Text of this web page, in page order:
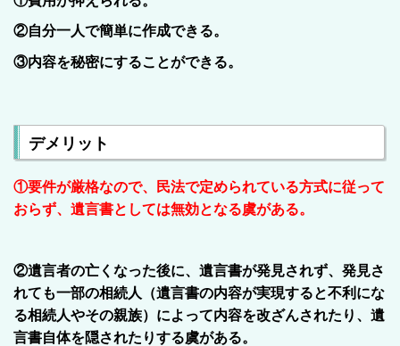
②自分一人で簡単に作成できる。
③内容を秘密にすることができる。
デメリット
①要件が厳格なので、民法で定められている方式に従って
おらず、 遺言書としては無効となる虞がある。
②遺言者の亡くなった後に、遺言書が発見されず、発見さ
れても一部の相続人（遺言書の内容が実現すると不利にな
る相続人やその親族）によって内容を改ざんされたり、遺
言書自体を隠されたりする虞がある。